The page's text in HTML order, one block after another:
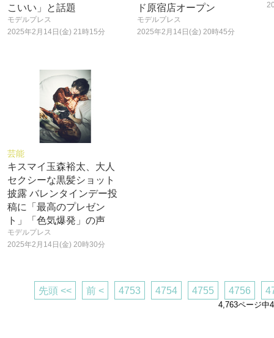
こいい」と話題
モデルプレス
2025年2月14日(金) 21時15分
ド原宿店オープン
モデルプレス
2025年2月14日(金) 20時45分
芸能
キスマイ玉森裕太、大人
セクシーな黒髪ショット
披露 バレンタインデー投
稿に「最高のプレゼン
ト」「色気爆発」の声
モデルプレス
2025年2月14日(金) 20時30分
先頭 << 前 < 4753 4754 4755 4756
4,763ページ中